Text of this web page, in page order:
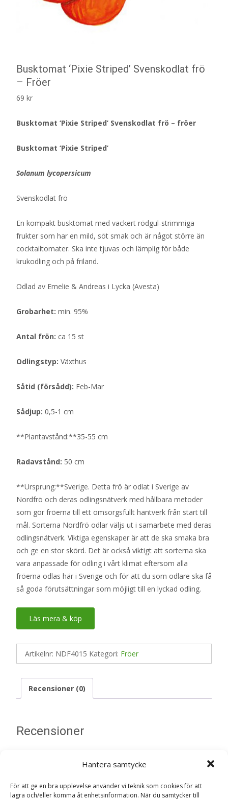
Hantera samtycke
För att ge en bra upplevelse använder vi teknik som cookies för att
lagra och/eller komma åt enhetsinformation. När du samtycker till
Busktomat ‘Pixie Striped’ Svenskodlat frö
– Fröer
69 kr
Busktomat ‘Pixie Striped’ Svenskodlat frö – fröer
Busktomat ‘Pixie Striped’
Solanum lycopersicum
Svenskodlat frö
En kompakt busktomat med vackert rödgul-strimmiga
frukter som har en mild, söt smak och är något större än
cocktailtomater. Ska inte tjuvas och lämplig för både
krukodling och på friland.
Odlad av Emelie & Andreas i Lycka (Avesta)
Grobarhet: min. 95%
Antal frön: ca 15 st
Odlingstyp: Växthus
Såtid (försådd): Feb-Mar
Sådjup: 0,5-1 cm
**Plantavstånd:**35-55 cm
Radavstånd: 50 cm
**Ursprung:**Sverige. Detta frö är odlat i Sverige av
Nordfrö och deras odlingsnätverk med hållbara metoder
som gör fröerna till ett omsorgsfullt hantverk från start till
mål. Sorterna Nordfrö odlar väljs ut i samarbete med deras
odlingsnätverk. Viktiga egenskaper är att de ska smaka bra
och ge en stor skörd. Det är också viktigt att sorterna ska
vara anpassade för odling i vårt klimat eftersom alla
fröerna odlas här i Sverige och för att du som odlare ska få
så goda förutsättningar som möjligt till en lyckad odling.
Läs mera & köp
Artikelnr: NDF4015 Kategori: Fröer
Recensioner (0)
Recensioner
Bli först med att recensera ”Busktomat
‘Pixie Striped’ Svenskodlat frö – Fröer”